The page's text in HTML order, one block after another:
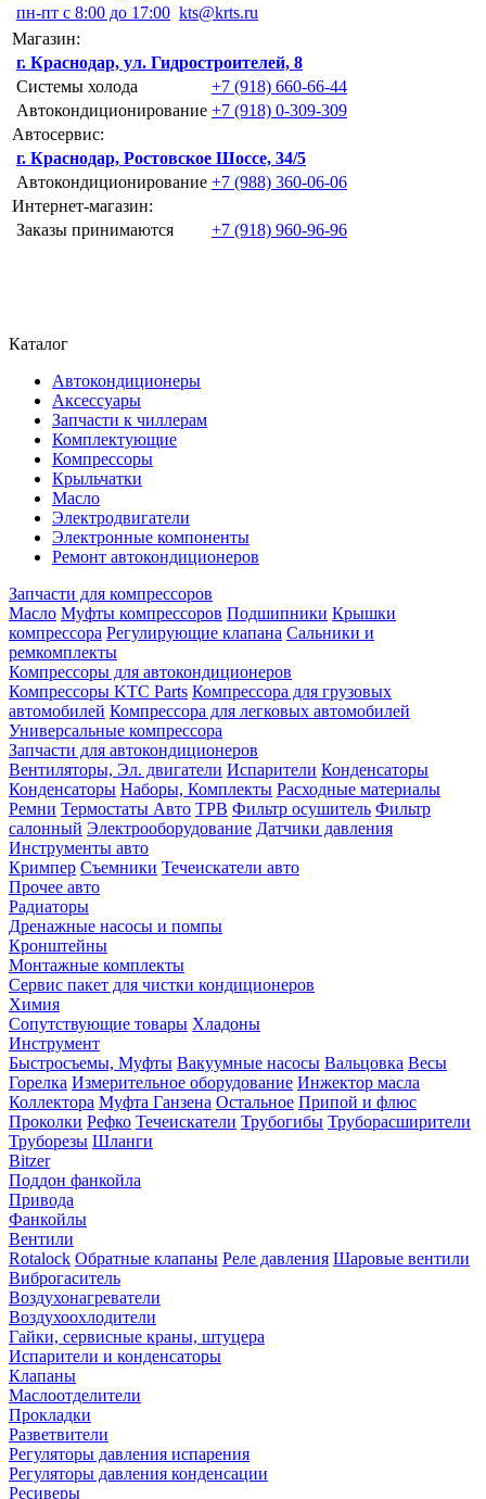
пн-пт с 8:00 до 17:00 kts@krts.ru
Магазин:
г. Краснодар, ул. Гидростроителей, 8
Системы холода
+7 (918) 660-66-44
Автокондиционирование +7 (918) 0-309-309
Автосервис:
г. Краснодар, Ростовское Шоссе, 34/5
Автокондиционирование +7 (988) 360-06-06
Интернет-магазин:
Заказы принимаются
+7 (918) 960-96-96
Каталог
Автокондиционеры
Аксессуары
Запчасти к чиллерам
Комплектующие
Компрессоры
Крыльчатки
Масло
Электродвигатели
Электронные компоненты
Ремонт автокондиционеров
Запчасти для компрессоров
Масло Муфты компрессоров Подшипники Крышки
компрессора Регулирующие клапана Сальники и
ремкомплекты
Компрессоры для автокондиционеров
Компрессоры KTC Parts Компрессора для грузовых
автомобилей Компрессора для легковых автомобилей
Универсальные компрессора
Запчасти для автокондиционеров
Вентиляторы, Эл. двигатели Испарители Конденсаторы
Конденсаторы Наборы, Комплекты Расходные материалы
Ремни Термостаты Авто ТРВ Фильтр осушитель Фильтр
салонный Электрооборудование Датчики давления
Инструменты авто
Кримпер Съемники Течеискатели авто
Прочее авто
Радиаторы
Дренажные насосы и помпы
Кронштейны
Монтажные комплекты
Сервис пакет для чистки кондиционеров
Химия
Сопутствующие товары Хладоны
Инструмент
Быстросъемы, Муфты Вакуумные насосы Вальцовка Весы
Горелка Измерительное оборудование Инжектор масла
Коллектора Муфта Ганзена Остальное Припой и флюс
Проколки Рефко Течеискатели Трубогибы Труборасширители
Труборезы Шланги
Bitzer
Поддон фанкойла
Привода
Фанкойлы
Вентили
Rotalock Обратные клапаны Реле давления Шаровые вентили
Виброгаситель
Воздухонагреватели
Воздухоохлодители
Гайки, сервисные краны, штуцера
Испарители и конденсаторы
Клапаны
Маслоотделители
Прокладки
Разветвители
Регуляторы давления испарения
Регуляторы давления конденсации
Ресиверы